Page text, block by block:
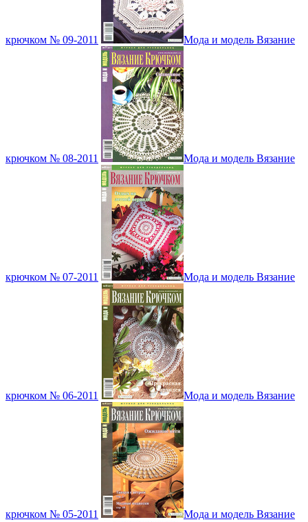
крючком № 09-2011 Мода и модель Вязание
крючком № 08-2011 Мода и модель Вязание
крючком № 07-2011 Мода и модель Вязание
крючком № 06-2011 Мода и модель Вязание
крючком № 05-2011 Мода и модель Вязание